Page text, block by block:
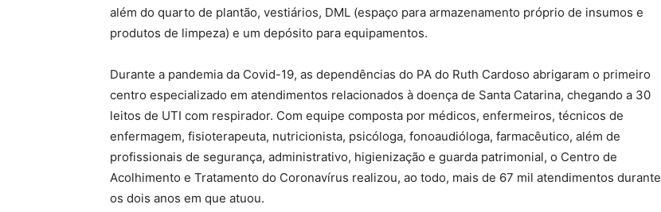
além do quarto de plantão, vestiários, DML (espaço para armazenamento próprio de insumos e
produtos de limpeza) e um depósito para equipamentos.
Durante a pandemia da Covid-19, as dependências do PA do Ruth Cardoso abrigaram o primeiro
centro especializado em atendimentos relacionados à doença de Santa Catarina, chegando a 30
leitos de UTI com respirador. Com equipe composta por médicos, enfermeiros, técnicos de
enfermagem, fisioterapeuta, nutricionista, psicóloga, fonoaudióloga, farmacêutico, além de
profissionais de segurança, administrativo, higienização e guarda patrimonial, o Centro de
Acolhimento e Tratamento do Coronavírus realizou, ao todo, mais de 67 mil atendimentos durante
os dois anos em que atuou.